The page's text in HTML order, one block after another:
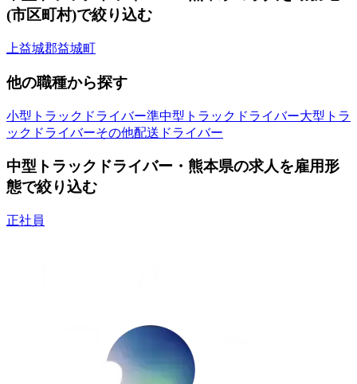
(市区町村)で絞り込む
上益城郡益城町
他の職種から探す
小型トラックドライバー準中型トラックドライバー大型トラ
ックドライバーその他配送ドライバー
中型トラックドライバー・熊本県の求人を雇用形
態で絞り込む
正社員